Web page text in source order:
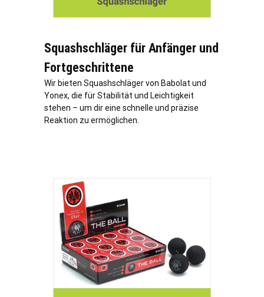
Squashschläger für Anfänger und
Fortgeschrittene
Wir bieten Squashschläger von Babolat und
Yonex, die für Stabilität und Leichtigkeit
stehen – um dir eine schnelle und präzise
Reaktion zu ermöglichen.